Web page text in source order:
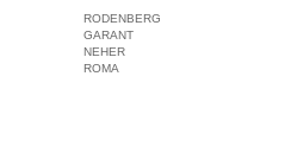
RODENBERG
GARANT
NEHER
ROMA